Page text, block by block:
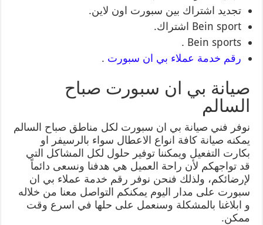
تجديد اشتراك بين سبورت اون لاين.
Bein sport اشتراك.
Bein sports .
رقم خدمة عملاء بي ان سبورت .
صيانة بي ان سبورت صباح
السالم
نوفر فني صيانة بي ان سبورت لكل مناطق صباح السالم
يمكنه صيانة كافة انواع الاعطال سواء بالرسيفر او
بكارت التفعيل ويمكننا توفير حلول لكل المشاكل التي
قد تواجهكم لأن راحة العميل هي هدفنا ونسعى دائماً
لإرضائكم، ولذلك فنحن نوفر رقم خدمة عملاء بي ان
سبورت على مدار اليوم يمكنكم التواصل معنا من خلاله
و ابلاغنا بالمشكلة وسنعمل على حلها في اسرع وقت
ممكن.